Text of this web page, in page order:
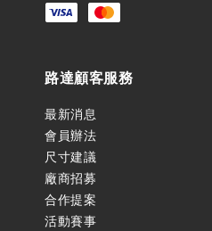
路達顧客服務
最新消息
會員辦法
尺寸建議
廠商招募
合作提案
活動賽事